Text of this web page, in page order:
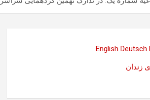
English Deutsch
زندان